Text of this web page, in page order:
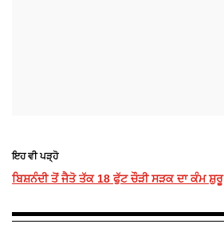
ਇਹ ਵੀ ਪੜ੍ਹੋ
ਬਿਸ਼ਨੰਦੀ ਤੋਂ ਜੈਤੋ ਤੱਕ 18 ਫੁੱਟ ਚੌੜੀ ਸੜਕ ਦਾ ਕੰਮ ਸ਼ੁਰੂ